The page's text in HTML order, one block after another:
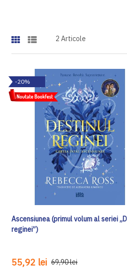
2 Articole
-20%
Ascensiunea (primul volum al seriei
reginei”)
55,92 lei 69,90 lei